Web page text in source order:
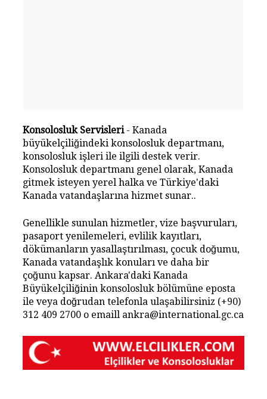
Konsolosluk Servisleri- Kanada
büyükelçiliğindeki konsolosluk departmanı,
konsolosluk işleri ile ilgili destek verir.
Konsolosluk departmanı genel olarak, Kanada
gitmek isteyen yerel halka ve Türkiye'daki
Kanada vatandaşlarına hizmet sunar..
Genellikle sunulan hizmetler, vize başvuruları,
pasaport yenilemeleri, evlilik kayıtları,
dökümanların yasallaştırılması, çocuk doğumu,
Kanada vatandaşlık konuları ve daha bir
çoğunu kapsar. Ankara'daki Kanada
Büyükelçiliğinin konsolosluk bölümüne eposta
ile veya doğrudan telefonla ulaşabilirsiniz (+90)
312 409 2700 o emaill ankra@international.gc.ca